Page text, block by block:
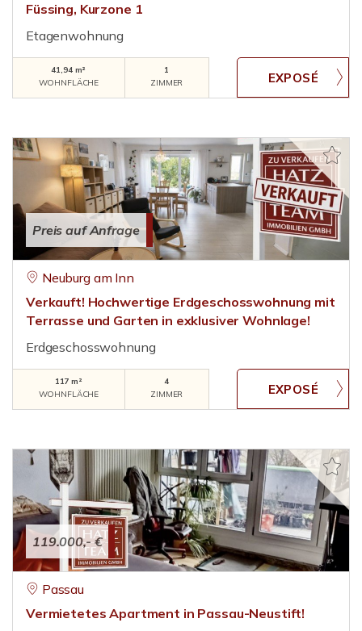
Füssing, Kurzone 1
Etagenwohnung
41,94 m²
WOHNFLÄCHE
1
ZIMMER
Preis auf Anfrage
Neuburg am Inn
Verkauft! Hochwertige Erdgeschosswohnung mit
Terrasse und Garten in exklusiver Wohnlage!
Erdgeschosswohnung
117 m²
WOHNFLÄCHE
4
ZIMMER
119.000,- €
Passau
Vermietetes Apartment in Passau-Neustift!